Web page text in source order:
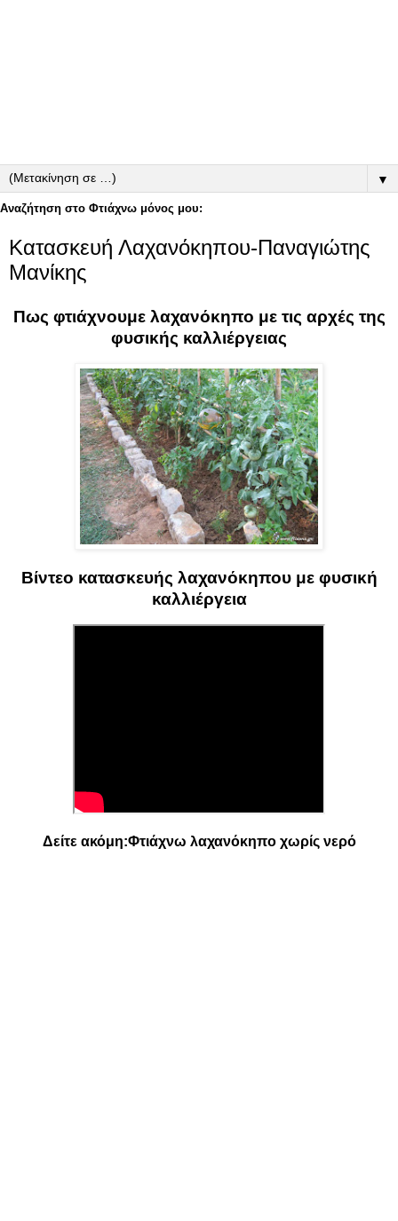
▼
Αναζήτηση στο Φτιάχνω μόνος μου:
Κατασκευή Λαχανόκηπου-Παναγιώτης
Μανίκης
Πως φτιάχνουμε λαχανόκηπο με τις αρχές της
φυσικής καλλιέργειας
Βίντεο κατασκευής λαχανόκηπου με φυσική
καλλιέργεια
Δείτε ακόμη:Φτιάχνω λαχανόκηπο χωρίς νερό